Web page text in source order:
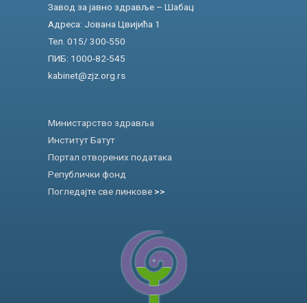
Завод за јавно здравље – Шабац
Адреса: Јована Цвијића 1
Тел. 015/ 300-550
ПИБ: 1000-82-545
kabinet@zjz.org.rs
Министарство здравља
Институт Батут
Портал отворених података
Републички фонд
Погледајте све линкове >>